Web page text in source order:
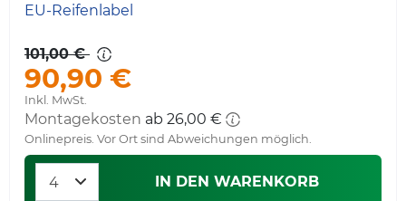
EU-Reifenlabel
101,00 €
90,90 €
Inkl. MwSt.
Montagekosten ab 26,00 €
Onlinepreis. Vor Ort sind Abweichungen möglich.
IN DEN WARENKORB